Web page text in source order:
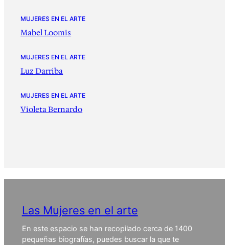
MUJERES EN EL ARTE
Mabel Loomis
MUJERES EN EL ARTE
Luz Darriba
MUJERES EN EL ARTE
Violeta Bernardo
Las Mujeres en el arte
En este espacio se han recopilado cerca de 1400
pequeñas biografías, puedes buscar la que te